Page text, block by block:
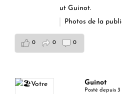
ut Guinot.
Photos de la
0 0 0
Guinot
Posté depuis 3